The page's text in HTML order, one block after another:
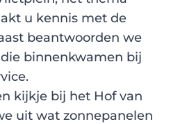
u kennis met de
beantwoorden we
binnenkwamen bij
kijkje bij het Hof van
uit wat zonnepanelen